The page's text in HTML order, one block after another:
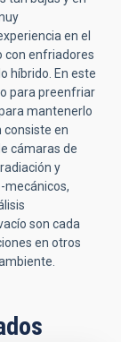
en el
con enfriadores
híbrido. En este
para preenfriar
mantenerlo
consiste en
cámaras de
y
mecánicos,
son cada
en otros